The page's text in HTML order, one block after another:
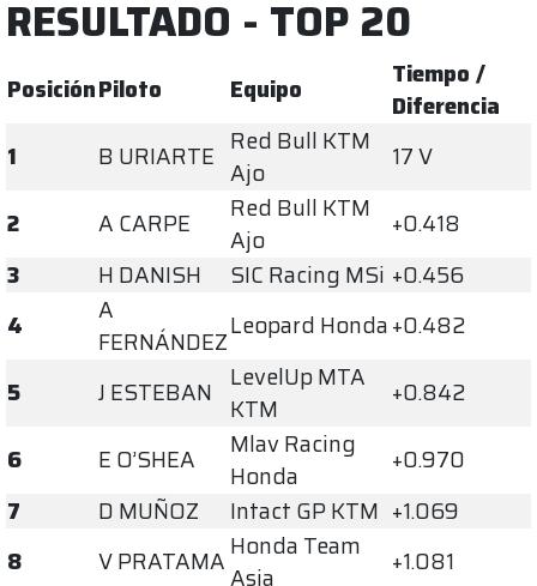
RESULTADO - TOP 20
PosiciónPiloto Equipo
Tiempo /
Diferencia
1
B URIARTE Red Bull KTM
Ajo
17 V
2
A CARPE
Red Bull KTM
Ajo
+0.418
3
H DANISH SIC Racing MSi +0.456
4
A
FERNÁNDEZLeopard Honda+0.482
5
J ESTEBAN LevelUp MTA
KTM
+0.842
6
E O’SHEA
Mlav Racing
Honda
+0.970
7
D MUÑOZ Intact GP KTM +1.069
8
V PRATAMA Honda Team
Asia
+1.081